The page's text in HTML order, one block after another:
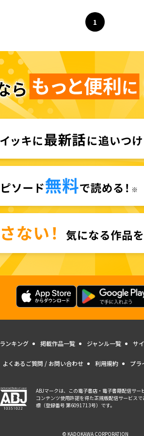
ページ
1
へ
ランキング 掲載作品一覧 ジャンル一覧 サ
よくあるご質問 / お問い合わせ 利用規約 プラ
ABJマークは、この電子書店・電子書籍配信サー
コンテンツ使用許諾を得た正規版配信サービス
標（登録番号 第6091713号）です。
© KADOKAWA CORPORATION